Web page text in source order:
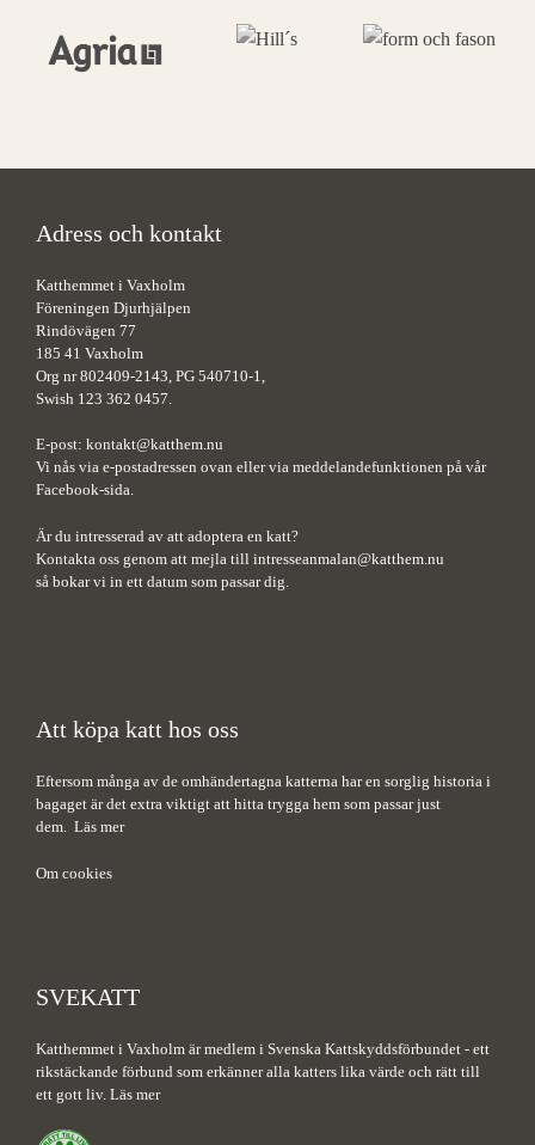
Adress och kontakt
Katthemmet i Vaxholm
Föreningen Djurhjälpen
Rindövägen 77
185 41 Vaxholm
Org nr 802409-2143, PG 540710-1,
Swish 123 362 0457.
E-post: kontakt@katthem.nu
Vi nås via e-postadressen ovan eller via meddelandefunktionen på vår
Facebook-sida.
Är du intresserad av att adoptera en katt?
Kontakta oss genom att mejla till intresseanmalan@katthem.nu
så bokar vi in ett datum som passar dig.
Att köpa katt hos oss
Eftersom många av de omhändertagna katterna har en sorglig historia i
bagaget är det extra viktigt att hitta trygga hem som passar just
dem. Läs mer
Om cookies
SVEKATT
Katthemmet i Vaxholm är medlem i Svenska Kattskyddsförbundet - ett
rikstäckande förbund som erkänner alla katters lika värde och rätt till
ett gott liv. Läs mer